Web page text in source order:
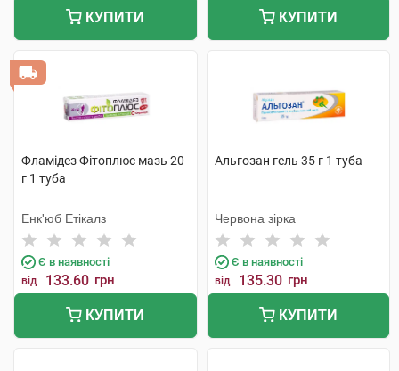
КУПИТИ КУПИТИ
Фламідез Фітоплюс мазь 20
г 1 туба
Енк'юб Етікалз
Є в наявності
від 133.60 грн
КУПИТИ
Альгозан гель 35 г 1 туба
Червона зірка
Є в наявності
від 135.30 грн
КУПИТИ